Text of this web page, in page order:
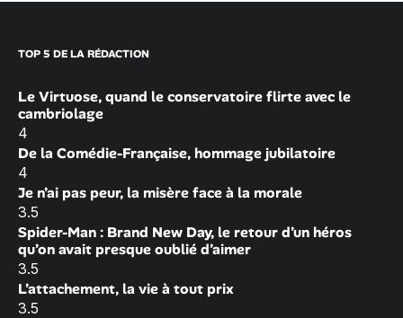
TOP 5 DE LA RÉDACTION
Le Virtuose, quand le conservatoire flirte avec le
cambriolage
4
De la Comédie-Française, hommage jubilatoire
4
Je n’ai pas peur, la misère face à la morale
3.5
Spider-Man : Brand New Day, le retour d’un héros
qu’on avait presque oublié d’aimer
3.5
L’attachement, la vie à tout prix
3.5